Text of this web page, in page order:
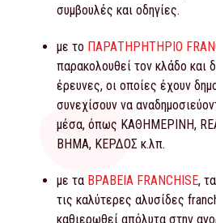
συμβουλές και οδηγίες.
με το ΠΑΡΑΤΗΡΗΤΗΡΙΟ
παρακολουθεί τον κλάδο και
έρευνες, οι οποίες έχουν
συνεχίσουν να
μέσα, όπως ΚΑΘΗΜΕΡΙΝΗ,
ΒΗΜΑ, ΚΕΡΔΟΣ κ.λπ.
με τα ΒΡΑΒΕΙΑ FRANCHISE,
τις καλύτερες αλυσίδες
καθιερωθεί απόλυτα στην